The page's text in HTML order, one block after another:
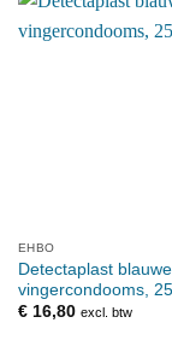
EHBO
Detectaplast blauwe
vingercondooms,
€16,80 excl. btw